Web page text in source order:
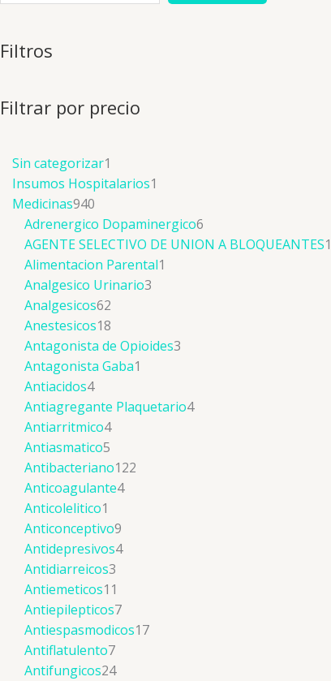
Filtros
Filtrar por precio
Sin categorizar1
Insumos Hospitalarios1
Medicinas940
Adrenergico Dopaminergico6
AGENTE SELECTIVO DE UNION A BLOQUEANTES1
Alimentacion Parental1
Analgesico Urinario3
Analgesicos62
Anestesicos18
Antagonista de Opioides3
Antagonista Gaba1
Antiacidos4
Antiagregante Plaquetario4
Antiarritmico4
Antiasmatico5
Antibacteriano122
Anticoagulante4
Anticolelitico1
Anticonceptivo9
Antidepresivos4
Antidiarreicos3
Antiemeticos11
Antiepilepticos7
Antiespasmodicos17
Antiflatulento7
Antifungicos24